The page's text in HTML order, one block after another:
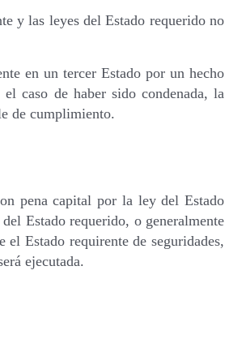
y las leyes del Estado requerido no
en un tercer Estado por un hecho
caso de haber sido condenada, la
de cumplimiento.
pena capital por la ley del Estado
Estado requerido, o generalmente
Estado requirente de seguridades,
ejecutada.